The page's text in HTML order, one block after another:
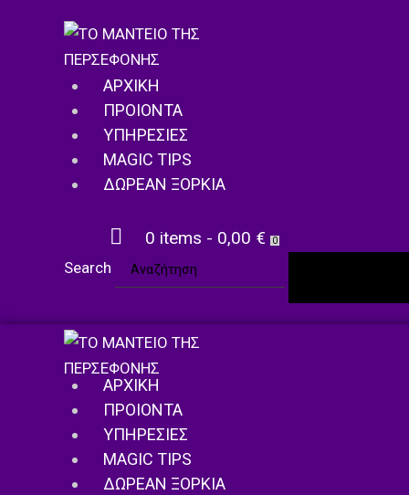
ΑΡΧΙΚΉ
ΠΡΟΙΌΝΤΑ
ΥΠΗΡΕΣΊΕΣ
MAGIC TIPS
ΔΩΡΕΑΝ ΞΟΡΚΙΑ
0 items - 0,00 € 0
Search
ΑΡΧΙΚΉ
ΠΡΟΙΌΝΤΑ
ΥΠΗΡΕΣΊΕΣ
MAGIC TIPS
ΔΩΡΕΑΝ ΞΟΡΚΙΑ